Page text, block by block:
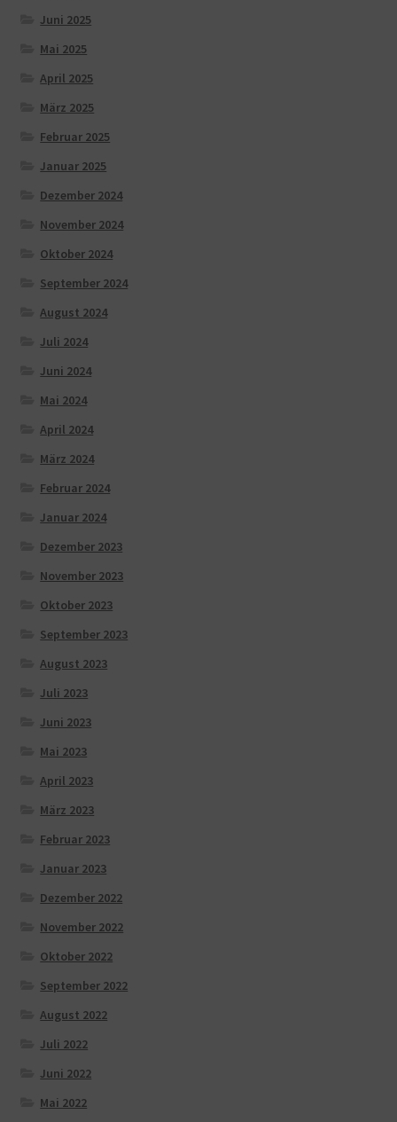
Juni 2025
Mai 2025
April 2025
März 2025
Februar 2025
Januar 2025
Dezember 2024
November 2024
Oktober 2024
September 2024
August 2024
Juli 2024
Juni 2024
Mai 2024
April 2024
März 2024
Februar 2024
Januar 2024
Dezember 2023
November 2023
Oktober 2023
September 2023
August 2023
Juli 2023
Juni 2023
Mai 2023
April 2023
März 2023
Februar 2023
Januar 2023
Dezember 2022
November 2022
Oktober 2022
September 2022
August 2022
Juli 2022
Juni 2022
Mai 2022